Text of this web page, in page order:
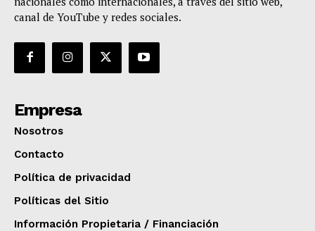
canal de YouTube y redes sociales.
Empresa
Nosotros
Contacto
Política de privacidad
Políticas del Sitio
Información Propietaria / Financiación